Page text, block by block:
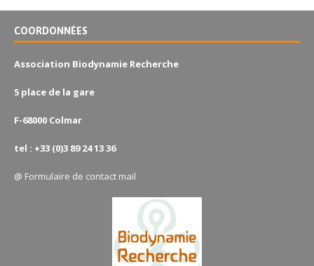
COORDONNÉES
Association Biodynamie Recherche
5 place de la gare
F-68000 Colmar
tel : +33 (0)3 89 24 13 36
@ Formulaire de contact mail